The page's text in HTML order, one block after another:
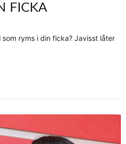
FICKA
ryms i din ficka? Javisst låter